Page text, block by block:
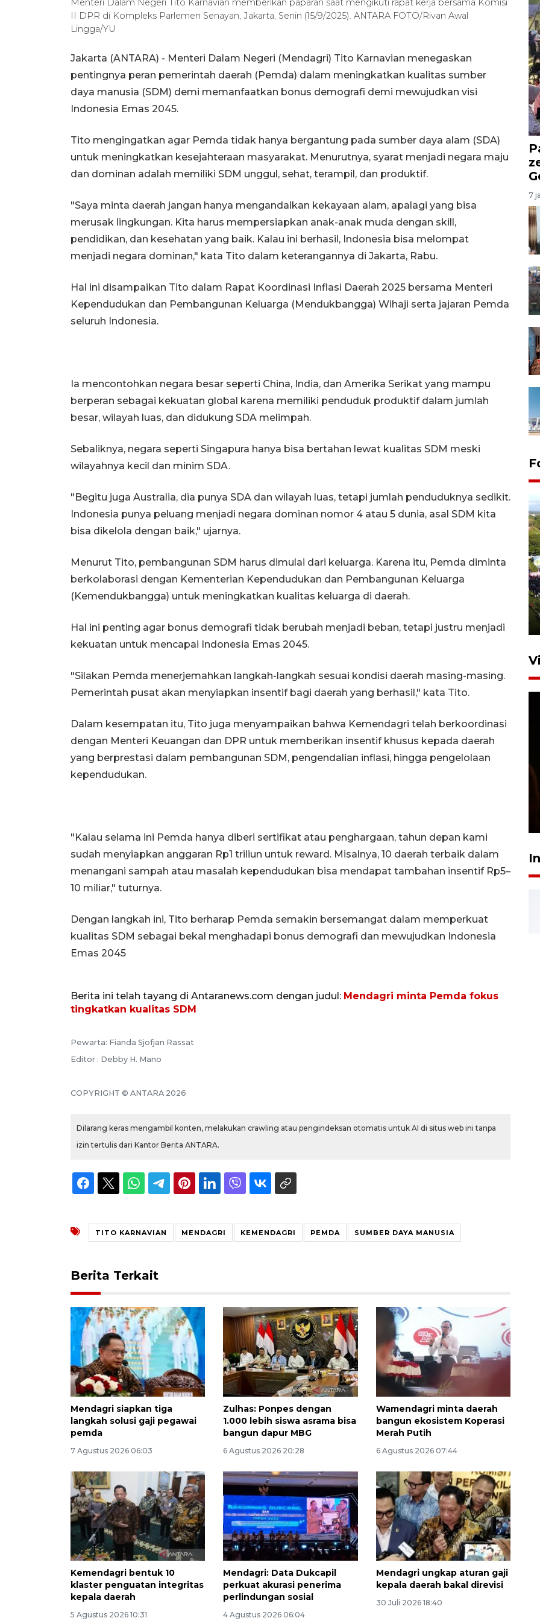
Menteri Dalam Negeri Tito Karnavian memberikan paparan saat mengikuti rapat kerja bersama Komisi
II DPR di Kompleks Parlemen Senayan, Jakarta, Senin (15/9/2025). ANTARA FOTO/Rivan Awal
Lingga/YU
Jakarta (ANTARA) - Menteri Dalam Negeri (Mendagri) Tito Karnavian menegaskan
pentingnya peran pemerintah daerah (Pemda) dalam meningkatkan kualitas sumber
daya manusia (SDM) demi memanfaatkan bonus demografi demi mewujudkan visi
Indonesia Emas 2045.
Tito mengingatkan agar Pemda tidak hanya bergantung pada sumber daya alam (SDA)
untuk meningkatkan kesejahteraan masyarakat. Menurutnya, syarat menjadi negara maju
dan dominan adalah memiliki SDM unggul, sehat, terampil, dan produktif.
"Saya minta daerah jangan hanya mengandalkan kekayaan alam, apalagi yang bisa
merusak lingkungan. Kita harus mempersiapkan anak-anak muda dengan skill,
pendidikan, dan kesehatan yang baik. Kalau ini berhasil, Indonesia bisa melompat
menjadi negara dominan," kata Tito dalam keterangannya di Jakarta, Rabu.
Hal ini disampaikan Tito dalam Rapat Koordinasi Inflasi Daerah 2025 bersama Menteri
Kependudukan dan Pembangunan Keluarga (Mendukbangga) Wihaji serta jajaran Pemda
seluruh Indonesia.
Ia mencontohkan negara besar seperti China, India, dan Amerika Serikat yang mampu
berperan sebagai kekuatan global karena memiliki penduduk produktif dalam jumlah
besar, wilayah luas, dan didukung SDA melimpah.
Sebaliknya, negara seperti Singapura hanya bisa bertahan lewat kualitas SDM meski
wilayahnya kecil dan minim SDA.
"Begitu juga Australia, dia punya SDA dan wilayah luas, tetapi jumlah penduduknya sedikit.
Indonesia punya peluang menjadi negara dominan nomor 4 atau 5 dunia, asal SDM kita
bisa dikelola dengan baik," ujarnya.
Menurut Tito, pembangunan SDM harus dimulai dari keluarga. Karena itu, Pemda diminta
berkolaborasi dengan Kementerian Kependudukan dan Pembangunan Keluarga
(Kemendukbangga) untuk meningkatkan kualitas keluarga di daerah.
Hal ini penting agar bonus demografi tidak berubah menjadi beban, tetapi justru menjadi
kekuatan untuk mencapai Indonesia Emas 2045.
"Silakan Pemda menerjemahkan langkah-langkah sesuai kondisi daerah masing-masing.
Pemerintah pusat akan menyiapkan insentif bagi daerah yang berhasil," kata Tito.
Dalam kesempatan itu, Tito juga menyampaikan bahwa Kemendagri telah berkoordinasi
dengan Menteri Keuangan dan DPR untuk memberikan insentif khusus kepada daerah
yang berprestasi dalam pembangunan SDM, pengendalian inflasi, hingga pengelolaan
kependudukan.
"Kalau selama ini Pemda hanya diberi sertifikat atau penghargaan, tahun depan kami
sudah menyiapkan anggaran Rp1 triliun untuk reward. Misalnya, 10 daerah terbaik dalam
menangani sampah atau masalah kependudukan bisa mendapat tambahan insentif Rp5–
10 miliar," tuturnya.
Dengan langkah ini, Tito berharap Pemda semakin bersemangat dalam memperkuat
kualitas SDM sebagai bekal menghadapi bonus demografi dan mewujudkan Indonesia
Emas 2045
Berita ini telah tayang di Antaranews.com dengan judul: Mendagri minta Pemda fokus
tingkatkan kualitas SDM
Pewarta: Fianda Sjofjan Rassat
Editor : Debby H. Mano
COPYRIGHT © ANTARA 2026
Dilarang keras mengambil konten, melakukan crawling atau pengindeksan otomatis untuk AI di situs web ini tanpa
izin tertulis dari Kantor Berita ANTARA.
TITO KARNAVIAN MENDAGRI KEMENDAGRI PEMDA SUMBER DAYA MANUSIA
Berita Terkait
Mendagri siapkan tiga
langkah solusi gaji pegawai
pemda
7 Agustus 2026 06:03
Zulhas: Ponpes dengan
1.000 lebih siswa asrama bisa
bangun dapur MBG
6 Agustus 2026 20:28
Wamendagri minta daerah
bangun ekosistem Koperasi
Merah Putih
6 Agustus 2026 07:44
Kemendagri bentuk 10
klaster penguatan integritas
kepala daerah
5 Agustus 2026 10:31
Mendagri: Data Dukcapil
perkuat akurasi penerima
perlindungan sosial
4 Agustus 2026 06:04
Mendagri ungkap aturan gaji
kepala daerah bakal direvisi
30 Juli 2026 18:40
7
UPACARA HUT KE-78
REPUBLIK INDONESIA DI
GORONTALO
160 ribu sambungan baru
jaringan gas 2026